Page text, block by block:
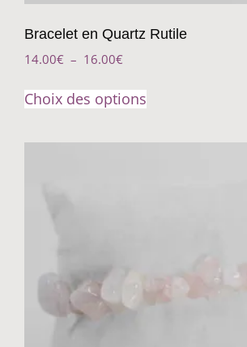
Bracelet en Quartz Rutile
14.00€ – 16.00€
Choix des options